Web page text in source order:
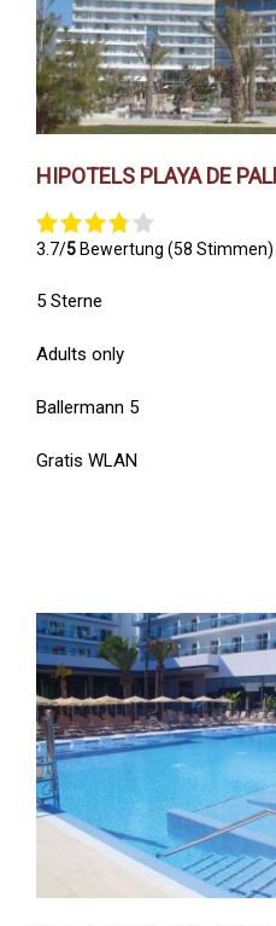
HIPOTELS PLAYA DE
3.7/5 Bewertung (58 Stimmen)
5 Sterne
Adults only
Ballermann 5
Gratis WLAN